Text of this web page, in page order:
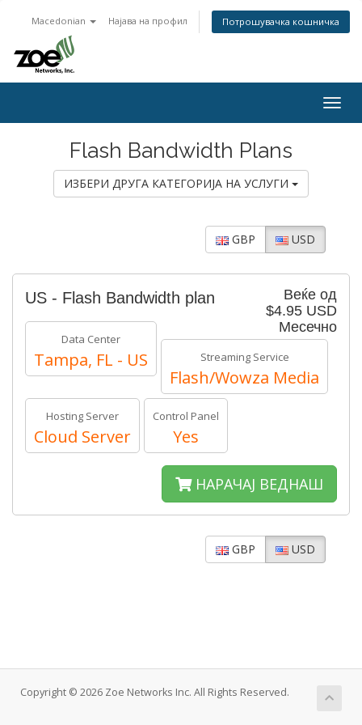
Macedonian Најава на профил Потрошувачка кошничка
Flash Bandwidth Plans
ИЗБЕРИ ДРУГА КАТЕГОРИЈА НА УСЛУГИ
GBP USD
Веќе од
$4.95 USD
Месечно
US - Flash Bandwidth plan
Data Center
Tampa, FL - US Streaming Service
Flash/Wowza Media
Hosting Server
Cloud Server
Control Panel
Yes
НАРАЧАЈ ВЕДНАШ
GBP USD
Copyright © 2026 Zoe Networks Inc. All Rights Reserved.